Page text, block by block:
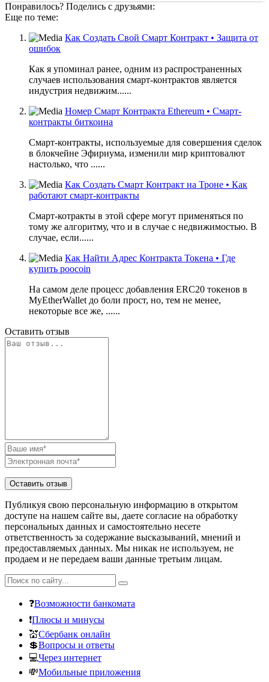
Понравилось? Поделись с друзьями:
Еще по теме:
Как Создать Свой Смарт Контракт • Защита от
ошибок
Как я упоминал ранее, одним из распространенных
случаев использования смарт-контрактов является
индустрия недвижим......
Номер Смарт Контракта Ethereum • Смарт-
контракты биткоина
Смарт-контракты, используемые для совершения сделок
в блокчейне Эфириума, изменили мир криптовалют
настолько, что ......
Как Создать Смарт Контракт на Троне • Как
работают смарт-контракты
Смарт-котракты в этой сфере могут применяться по
тому же алгоритму, что и в случае с недвижимостью. В
случае, если......
Как Найти Адрес Контракта Токена • Где
купить poocoin
На самом деле процесс добавления ERC20 токенов в
MyEtherWallet до боли прост, но, тем не менее,
некоторые все же, ......
Оставить отзыв
Публикуя свою персональную информацию в открытом
доступе на нашем сайте вы, даете согласие на обработку
персональных данных и самостоятельно несете
ответственность за содержание высказываний, мнений и
предоставляемых данных. Мы никак не используем, не
продаем и не передаем ваши данные третьим лицам.
❓Возможности банкомата
❗Плюсы и минусы
💒Сбербанк онлайн
💲Вопросы и ответы
💻Через интернет
💸Мобильные приложения